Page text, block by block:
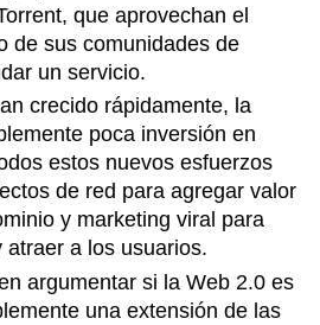
que aprovechan el
de sus comunidades de
un servicio.
crecido rápidamente, la
poca inversión en
estos nuevos esfuerzos
de red para agregar valor
y marketing viral para
a los usuarios.
argumentar si la Web 2.0 es
una extensión de las